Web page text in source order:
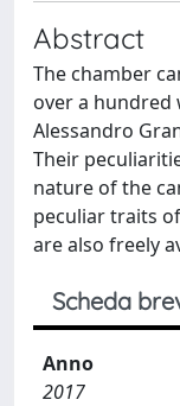
Abstract
The chamber
over a hundred
Alessandro
Their
nature of the
peculiar traits
are also freely
Scheda
Anno
2017